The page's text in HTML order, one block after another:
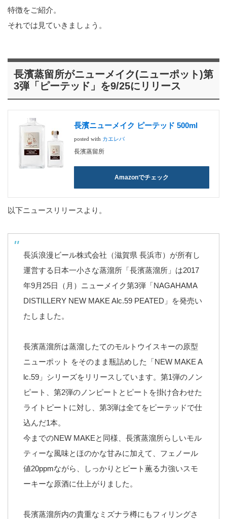
特徴をご紹介。
それでは見ていきましょう。
長濱蒸留所がニューメイク(ニューポット)第
3弾「ピーテッド」を9/25にリリース
長濱ニューメイク ピーテッド 500ml
posted with カエレバ
長濱蒸留所
Amazonでチェック
以下ニュースリリースより。
長浜浪漫ビール株式会社（滋賀県 長浜市）が所有し
運営する日本一小さな蒸溜所「長濱蒸溜所」は2017
年9月25日（月）ニューメイク第3弾「NAGAHAMA
DISTILLERY NEW MAKE Alc.59 PEATED」を発売い
たしました。
長濱蒸溜所は蒸溜したてのモルトウイスキーの原型
ニューポット をそのまま瓶詰めした「NEW MAKE A
lc.59」シリーズをリリースしています。第1弾のノン
ピート、第2弾のノンピートとピートを掛け合わせた
ライトピートに対し、第3弾は全てをピーテッドで仕
込んだ1本。
今までのNEW MAKEと同様、長濱蒸溜所らしいモル
ティーな風味とほのかな甘みに加えて、フェノール
値20ppmながら、しっかりとピート薫る力強いスモ
ーキーな原酒に仕上がりました。
長濱蒸溜所内の貴重なミズナラ樽にもフィリングさ